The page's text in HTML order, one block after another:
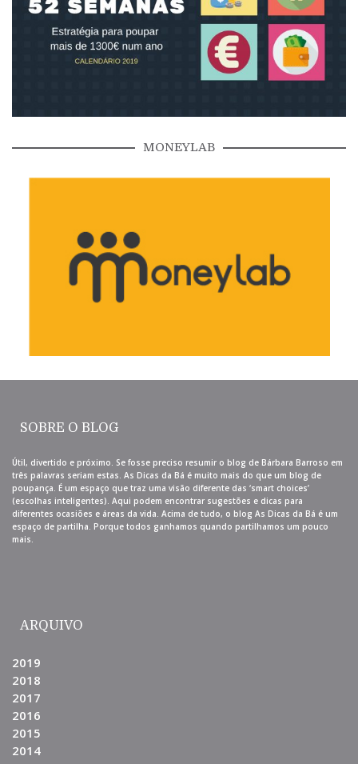
MONEYLAB
SOBRE O BLOG
Útil, divertido e próximo. Se fosse preciso resumir o blog de Bárbara Barroso em
três palavras seriam estas. As Dicas da Bá é muito mais do que um blog de
poupança. É um espaço que traz uma visão diferente das ‘smart choices’
(escolhas inteligentes). Aqui podem encontrar sugestões e dicas para
diferentes ocasiões e áreas da vida. Acima de tudo, o blog As Dicas da Bá é um
espaço de partilha. Porque todos ganhamos quando partilhamos um pouco
mais.
ARQUIVO
2019
2018
2017
2016
2015
2014